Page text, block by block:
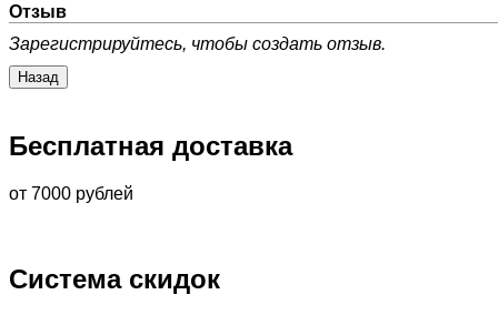
Отзыв
Зарегистрируйтесь, чтобы создать отзыв.
Бесплатная доставка
от 7000 рублей
Система скидок